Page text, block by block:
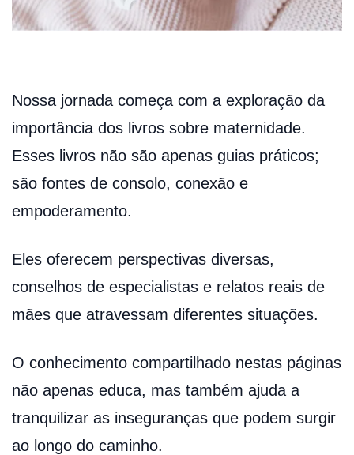
Nossa jornada começa com a exploração da
importância dos livros sobre maternidade.
Esses livros não são apenas guias práticos;
são fontes de consolo, conexão e
empoderamento.
Eles oferecem perspectivas diversas,
conselhos de especialistas e relatos reais de
mães que atravessam diferentes situações.
O conhecimento compartilhado nestas páginas
não apenas educa, mas também ajuda a
tranquilizar as inseguranças que podem surgir
ao longo do caminho.